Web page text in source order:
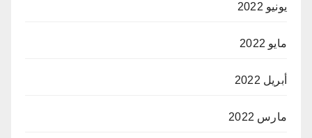
يونيو 2022
مايو 2022
أبريل 2022
مارس 2022